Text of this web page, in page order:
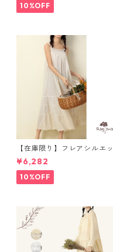
10%OFF
【在庫限り】フレアシルエッ
ト キャミワンピース 2col N
WP123
¥6,282
10%OFF